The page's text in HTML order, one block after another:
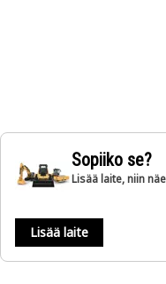
Sopiiko se?
Lisää laite, niin
Lisää laite